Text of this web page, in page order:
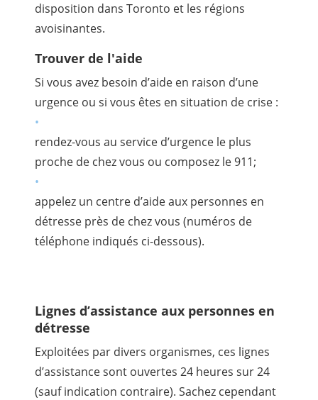
disposition dans Toronto et les régions
avoisinantes.
Trouver de l'aide
Si vous avez besoin d’aide en raison d’une
urgence ou si vous êtes en situation de crise :
rendez-vous au service d’urgence le plus
proche de chez vous ou composez le 911;
appelez un centre d’aide aux personnes en
détresse près de chez vous (numéros de
téléphone indiqués ci-dessous).
Lignes d’assistance aux personnes en
détresse
Exploitées par divers organismes, ces lignes
d’assistance sont ouvertes 24 heures sur 24
(sauf indication contraire). Sachez cependant